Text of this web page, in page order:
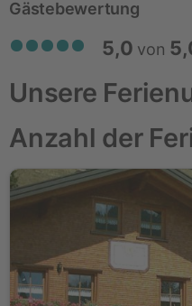
Gästebewertung
5,0 von
Unsere
Anzahl der